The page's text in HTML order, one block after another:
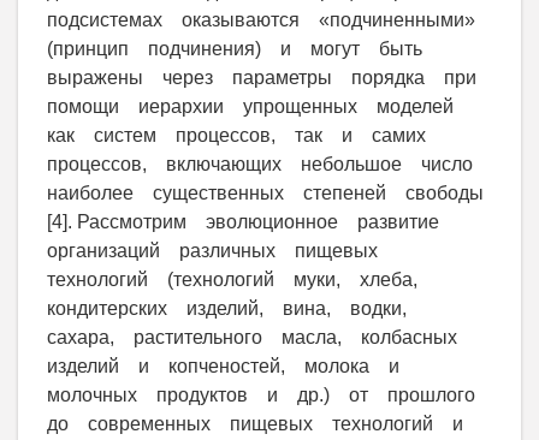
подсистемах оказываются «подчиненными»
(принцип подчинения) и могут быть
выражены через параметры порядка при
помощи иерархии упрощенных моделей
как систем процессов, так и самих
процессов, включающих небольшое число
наиболее существенных степеней свободы
[4]. Рассмотрим эволюционное развитие
организаций различных пищевых
технологий (технологий муки, хлеба,
кондитерских изделий, вина, водки,
сахара, растительного масла, колбасных
изделий и копченостей, молока и
молочных продуктов и др.) от прошлого
до современных пищевых технологий и